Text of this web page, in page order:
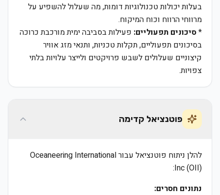
בעלות יכולות טכנולוגיות דומות, מה שעלול להשפיע על
מרווחי הרווח וכוח המיקוח.
*סיכונים תפעוליים: פעילות בסביבה ימית מורכבת כרוכה
בסיכונים תפעוליים, תקלות טכניות, ותנאי מזג אוויר
קיצוניים שעלולים לשבש פרויקטים ולייצר עלויות בלתי
צפויות.
פוטנציאל קדימה
להלן ניתוח פוטנציאל עבור Oceaneering International
Inc (OII):
נתונים חסרים: